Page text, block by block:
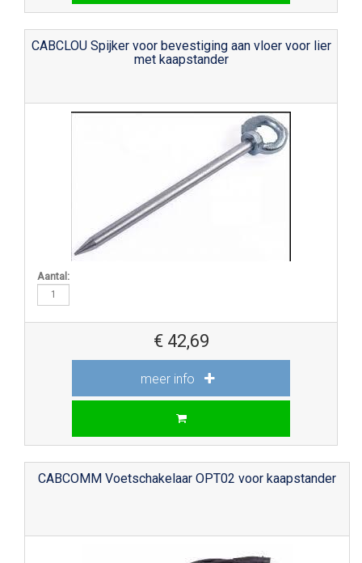
CABCLOU Spijker voor bevestiging aan vloer voor lier
met kaapstander
Aantal:
€ 42,69
meer info
CABCOMM Voetschakelaar OPT02 voor kaapstander